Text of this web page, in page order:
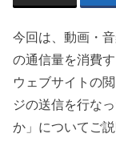
今回は、動画・
の通信量を消費
ウェブサイトの
ジの送信を行な
か」についてご説